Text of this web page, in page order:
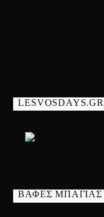
LESVOSDAYS.GR
ΒΑΦΕΣ ΜΠΑΓΙΑΣ